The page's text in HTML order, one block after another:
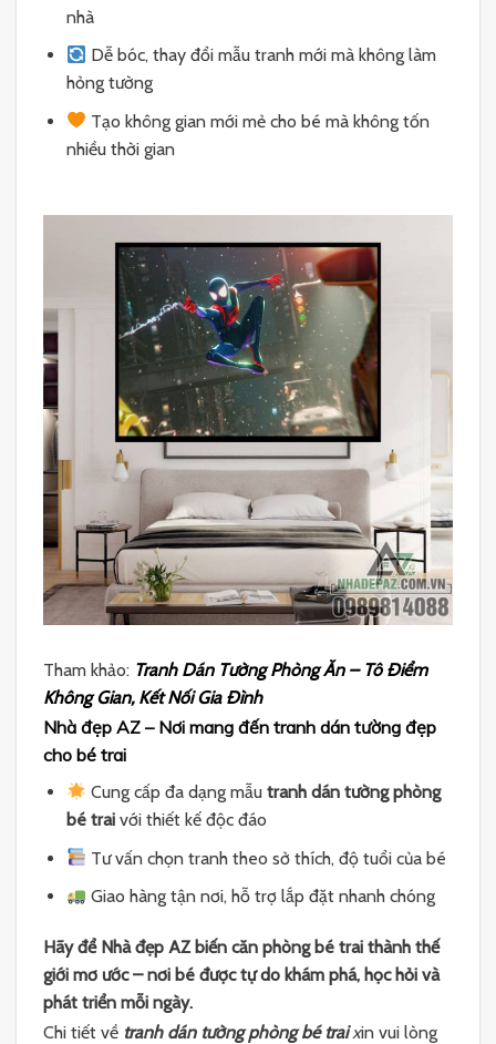
nhà
Dễ bóc, thay đổi mẫu tranh mới mà không làm
hỏng tường
Tạo không gian mới mẻ cho bé mà không tốn
nhiều thời gian
Tham khảo: Tranh Dán Tường Phòng Ăn – Tô Điểm
Không Gian, Kết Nối Gia Đình
Nhà đẹp AZ – Nơi mang đến tranh dán tường đẹp
cho bé trai
Cung cấp đa dạng mẫutranh dán tường phòng
bé traivới thiết kế độc đáo
Tư vấn chọn tranh theo sở thích, độ tuổi của bé
Giao hàng tận nơi, hỗ trợ lắp đặt nhanh chóng
Hãy để Nhà đẹp AZ biến căn phòng bé trai thành thế
giới mơ ước – nơi bé được tự do khám phá, học hỏi và
phát triển mỗi ngày.
Chi tiết về tranh dán tường phòng bé traixin vui lòng